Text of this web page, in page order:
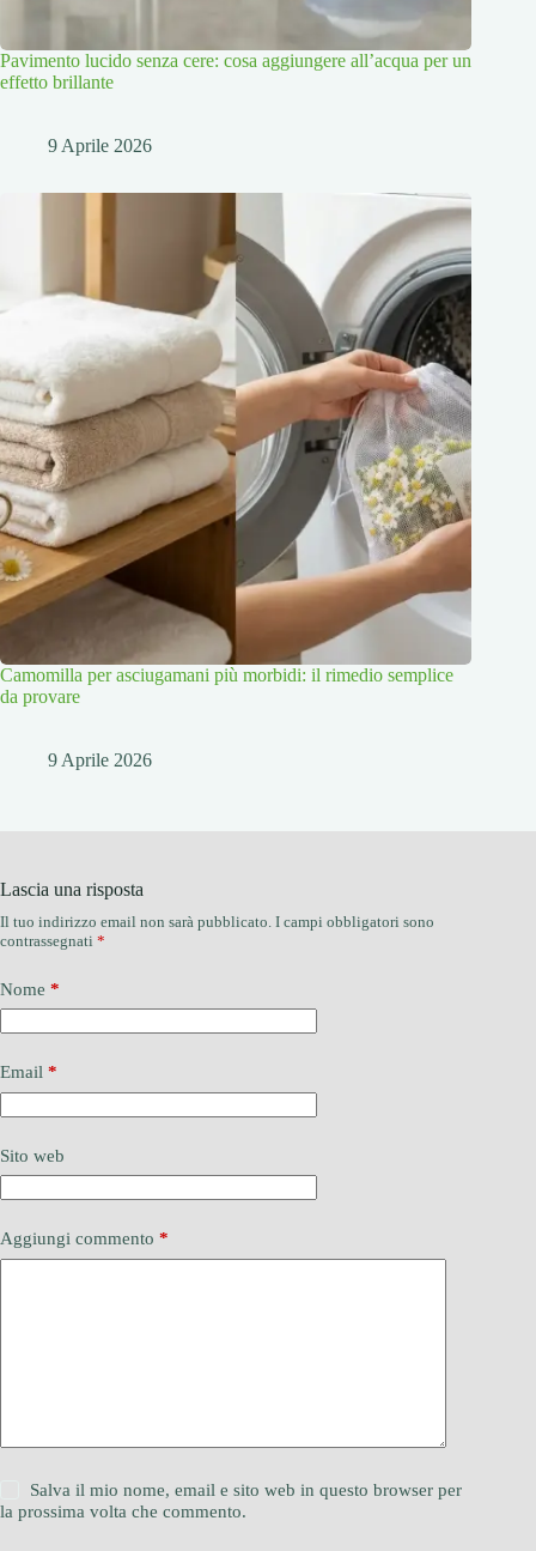
Pavimento lucido senza cere: cosa aggiungere all’acqua per un
effetto brillante
9 Aprile 2026
Camomilla per asciugamani più morbidi: il rimedio semplice
da provare
9 Aprile 2026
Lascia una risposta
Il tuo indirizzo email non sarà pubblicato. I campi obbligatori sono
contrassegnati *
Nome *
Email *
Sito web
Aggiungi commento *
Salva il mio nome, email e sito web in questo browser per
la prossima volta che commento.